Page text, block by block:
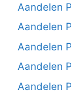
Aandelen
Aandelen
Aandelen
Aandelen
Aandelen